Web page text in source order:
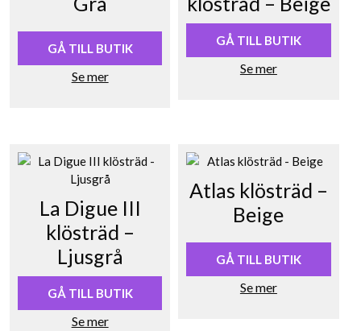
GÅ TILL BUTIK
Se mer
GÅ TILL BUTIK
Se mer
La Digue III
klösträd –
Ljusgrå
GÅ TILL BUTIK
Se mer
Atlas klösträd –
Beige
GÅ TILL BUTIK
Se mer